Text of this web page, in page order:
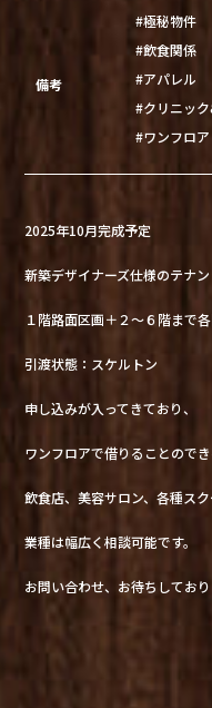
備考
#極秘物件
#飲食関係
#アパレル
#クリニッ
#ワンフロア
2025年10月完成予定
新築デザイナーズ仕様のテナ
１階路面区画＋２～６階まで
引渡状態：スケルトン
申し込みが入ってきており、
ワンフロアで借りることので
飲食店、美容サロン、各種ス
業種は幅広く相談可能です。
お問い合わせ、お待ちしており